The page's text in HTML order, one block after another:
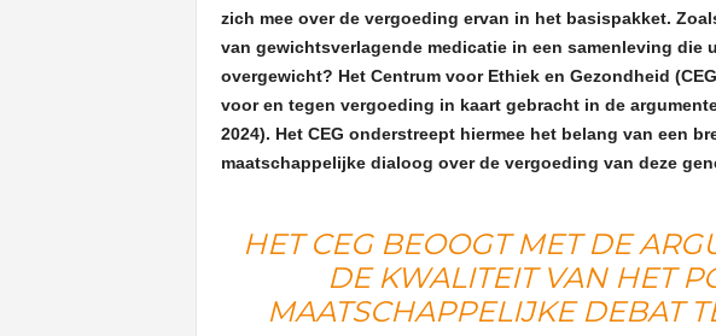
v
i
zich mee over de vergoeding ervan in het basispakket.
van gewichtsverlagende medicatie in een samenleving
overgewicht? Het Centrum voor Ethiek en Gezondheid
voor en tegen vergoeding in kaart gebracht in de
2024). Het CEG onderstreept hiermee het belang van een
maatschappelijke dialoog over de vergoeding van deze
HET CEG BEOOGT MET DE
DE KWALITEIT VAN HET
MAATSCHAPPELIJKE DEBAT